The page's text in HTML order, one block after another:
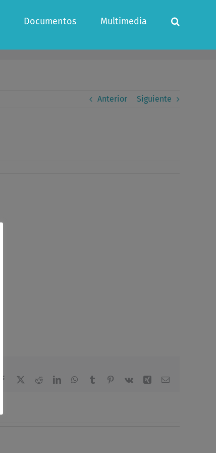
Documentos Multimedia
Anterior Siguiente
Facebook RedditLinkedInWhatsApp
Tumblr Pinterest
Vk Xing Correo